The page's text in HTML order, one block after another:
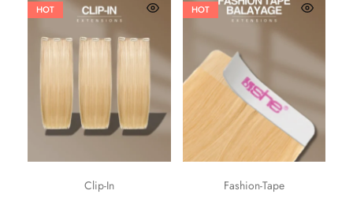
HOT
Clip-In
HOT
Fashion-Tape